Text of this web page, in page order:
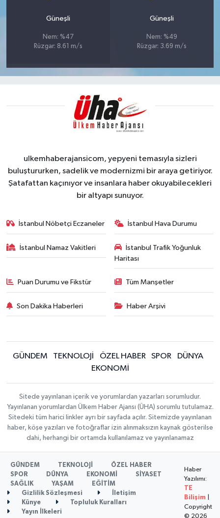
Güneşli
Nem: %47
Rüzgar: 8.61 m/s
Güneşli
Nem: %49
Rüzgar: 3.69 m/s
ulkemhaberajansicom, yepyeni temasıyla sizleri
buluştururken, sadelik ve modernizmi bir araya getiriyor.
Şatafattan kaçınıyor ve insanlara haber okuyabilecekleri
bir altyapı sunuyor.
İstanbul Nöbetçi Eczaneler İstanbul Hava Durumu
İstanbul Namaz Vakitleri
İstanbul Trafik Yoğunluk
Haritası
Puan Durumu ve Fikstür Tüm Manşetler
Son Dakika Haberleri Haber Arşivi
GÜNDEM TEKNOLOJİ ÖZEL HABER SPOR
DÜNYA
EKONOMİ
Sitede yayınlanan içerik ve yorumlardan yazarları sorumludur.
Yayınlanan yorumlardan Ülkem Haber Ajansı (ÜHA) sorumlu tutulamaz.
Sitedeki tüm harici linkler ayrı bir sayfada açılır. Sitemizde yayınlanan
haber, köşe yazıları ve fotoğraflar izin alınmaksızın kaynak gösterilse
dahi, herhangi bir ortamda kullanılamaz ve yayınlanamaz
GÜNDEM TEKNOLOJİ
ÖZEL HABER
SPOR
DÜNYA EKONOMİ
SİYASET
SAĞLIK
YAŞAM
EĞİTİM
Gizlilik Sözleşmesi
İletişim
Künye
Topluluk Kuralları
Yayın İlkeleri
Haber
Yazılımı:
TE
Bilişim
Copyright
© 2026